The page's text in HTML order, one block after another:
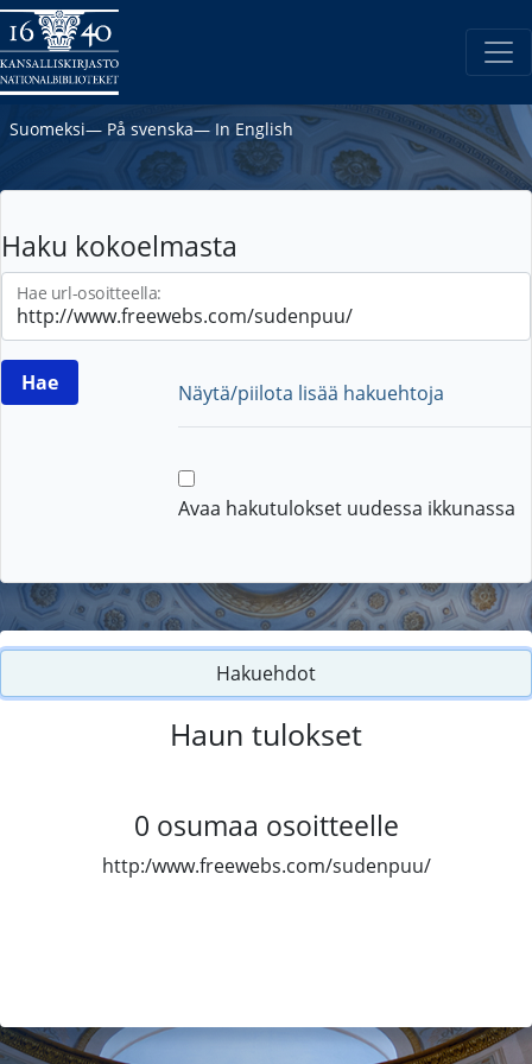
Suomeksi― På svenska― In English
Haku kokoelmasta
Hae url-osoitteella:
Näytä/piilota lisää hakuehtoja
Avaa hakutulokset uudessa ikkunassa
Hakuehdot
Haun tulokset
0 osumaa osoitteelle
http:/www.freewebs.com/sudenpuu/